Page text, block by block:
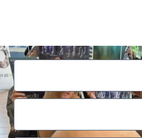
והבניה